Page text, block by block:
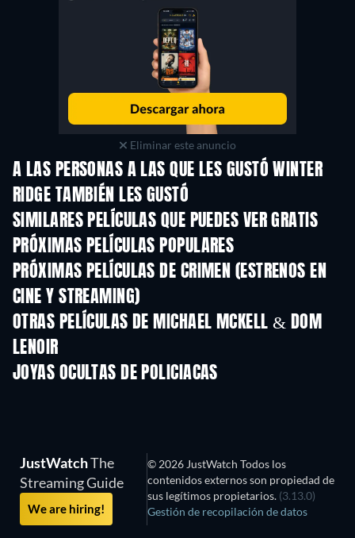
Eliminar este anuncio
A LAS PERSONAS A LAS QUE LES GUSTÓ WINTER
RIDGE TAMBIÉN LES GUSTÓ
SIMILARES PELÍCULAS QUE PUEDES VER GRATIS
PRÓXIMAS PELÍCULAS POPULARES
PRÓXIMAS PELÍCULAS DE CRIMEN (ESTRENOS EN
CINE Y STREAMING)
OTRAS PELÍCULAS DE MICHAEL MCKELL & DOM
LENOIR
JOYAS OCULTAS DE POLICIACAS
TV
JustWatchThe
Streaming Guide
We are hiring!
© 2026 JustWatch Todos los
contenidos externos son propiedad de
sus legítimos propietarios. (3.13.0)
Gestión de recopilación de datos